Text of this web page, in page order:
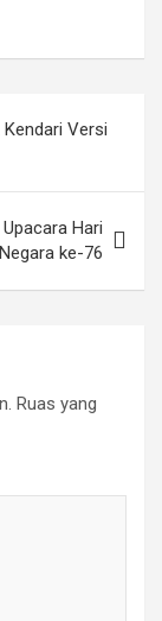
Versi
Hari
ke-76
Ruas yang